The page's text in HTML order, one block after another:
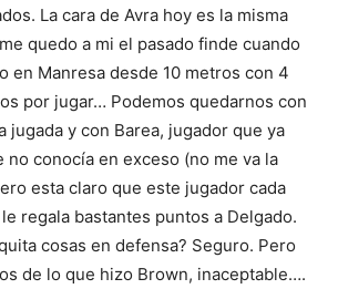
La cara de Avra hoy es la misma
quedo a mi el pasado finde cuando
en Manresa desde 10 metros con 4
por jugar… Podemos quedarnos con
jugada y con Barea, jugador que ya
no conocía en exceso (no me va la
esta claro que este jugador cada
regala bastantes puntos a Delgado.
cosas en defensa? Seguro. Pero
de lo que hizo Brown, inaceptable….